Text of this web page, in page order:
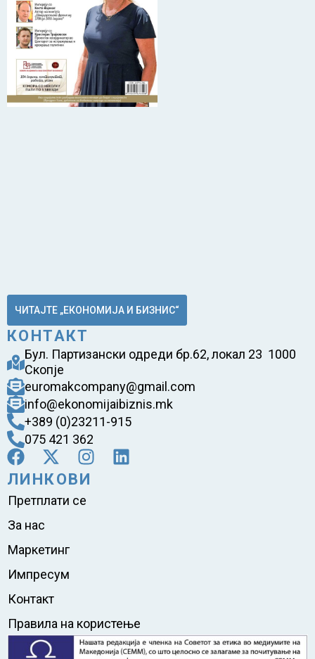
ЧИТАЈТЕ „ЕКОНОМИЈА И БИЗНИС“
КОНТАКТ
Бул. Партизански одреди бр.62, локал 23 1000
Скопје
euromakcompany@gmail.com
info@ekonomijaibiznis.mk
+389 (0)23211-915
075 421 362
ЛИНКОВИ
Претплати се
За нас
Маркетинг
Импресум
Контакт
Правила на користење